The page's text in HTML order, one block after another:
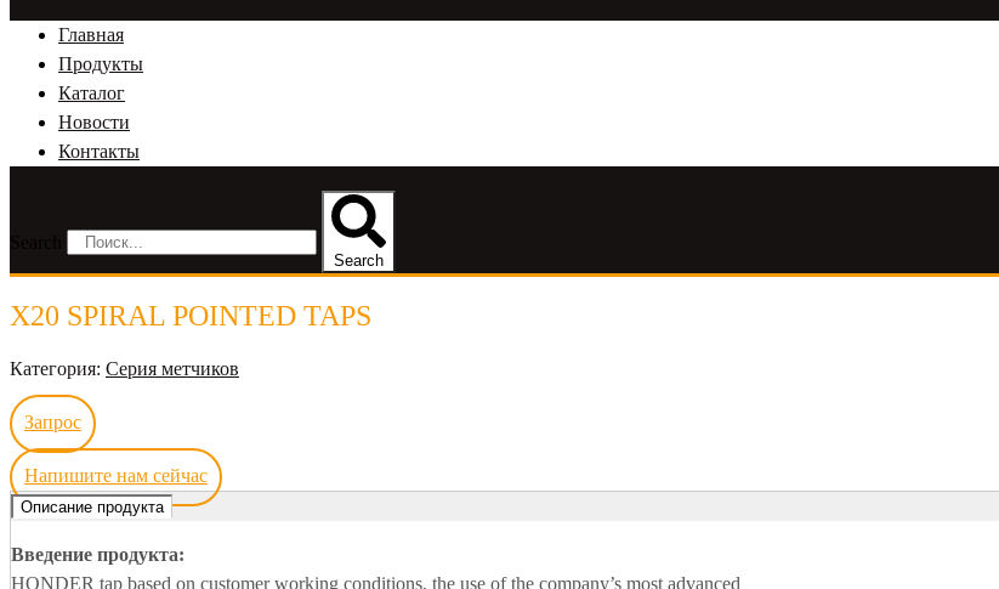
Главная
Продукты
Каталог
Новости
Контакты
Search
X20 SPIRAL POINTED TAPS
Категория: Серия метчиков
Запрос
Напишите нам сейчас
Описание продукта
Введение продукта:
HONDER tap based on customer working conditions, the use of the company’s most advanced